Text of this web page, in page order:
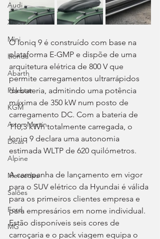
Audi
Xiaomi
Mini
Honda
Abarth
Polestar
KGM
Aston Martin
Dicas
Alpine
Mercedes
Salões
Ford
MG
O Ioniq 9 é construído com base na
plataforma E-GMP e dispõe de uma
arquitetura elétrica de 800 V que
permite carregamentos ultrarrápidos
da bateria, admitindo uma potência
máxima de 350 kW num posto de
carregamento DC. Com a bateria de
110,3 kWh totalmente carregada, o
Ioniq 9 declara uma autonomia
estimada WLTP de 620 quilómetros.
A campanha de lançamento em vigor
para o SUV elétrico da Hyundai é válida
para os primeiros clientes empresa e
para empresários em nome individual.
Estão disponíveis seis cores de
carroçaria e o pack viagem equipa o